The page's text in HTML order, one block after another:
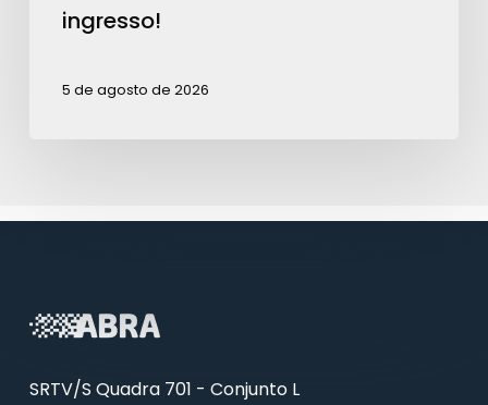
ingresso!
5 de agosto de 2026
SRTV/S Quadra 701 - Conjunto L